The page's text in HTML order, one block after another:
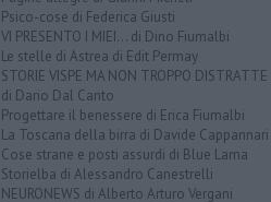
Psico-cose di Federica Giusti
VI PRESENTO I MIEI... di Dino Fiumalbi
Le stelle di Astrea di Edit Permay
STORIE VISPE MA NON TROPPO DISTRATTE
di Dario Dal Canto
Progettare il benessere di Erica Fiumalbi
La Toscana della birra di Davide Cappannari
Cose strane e posti assurdi di Blue Lama
Storielba di Alessandro Canestrelli
NEURONEWS di Alberto Arturo Vergani